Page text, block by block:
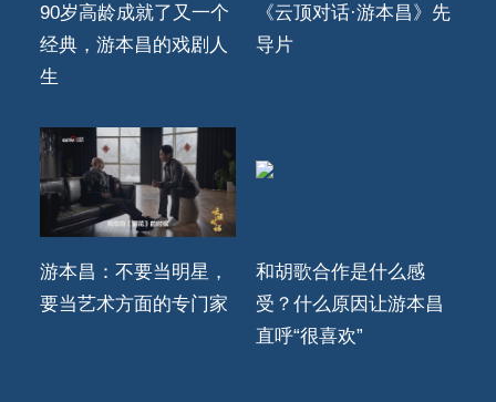
90岁高龄成就了又一个
经典，游本昌的戏剧人
生
《云顶对话·游本昌》先
导片
游本昌：不要当明星，
要当艺术方面的专门家
和胡歌合作是什么感
受？什么原因让游本昌
直呼“很喜欢”